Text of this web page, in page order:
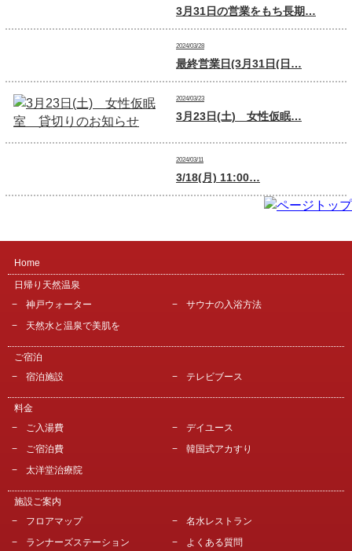
3月31日の営業をもち長期…
2024/03/28
最終営業日(3月31日(日…
2024/03/23
3月23日(土) 女性仮眠…
2024/03/11
3/18(月) 11:00…
Home
日帰り天然温泉
神戸ウォーター
サウナの入浴方法
天然水と温泉で美肌を
ご宿泊
宿泊施設
テレビブース
料金
ご入湯費
デイユース
ご宿泊費
韓国式アカすり
太洋堂治療院
施設ご案内
フロアマップ
名水レストラン
ランナーズステーション
よくある質問